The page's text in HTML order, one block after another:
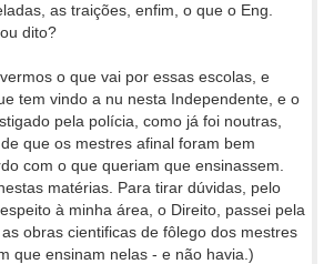
as traições, enfim, o que o Eng.
dito?
o que vai por essas escolas, e
tem vindo a nu nesta Independente, e o
pela polícia, como já foi noutras,
que os mestres afinal foram bem
com o que queriam que ensinassem.
matérias. Para tirar dúvidas, pelo
à minha área, o Direito, passei pela
obras cientificas de fôlego dos mestres
que ensinam nelas - e não havia.)